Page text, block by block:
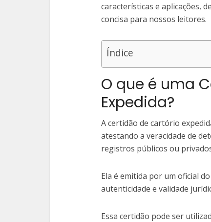
características e aplicações,
concisa para nossos leitores.
Índice
O que é uma
Expedida?
A certidão de cartório
atestando a veracidade de
registros públicos ou
Ela é emitida por um oficial
autenticidade e validade
Essa certidão pode ser